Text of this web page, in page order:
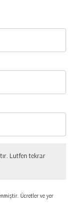
Lutfen tekrar
Ücretler ve yer